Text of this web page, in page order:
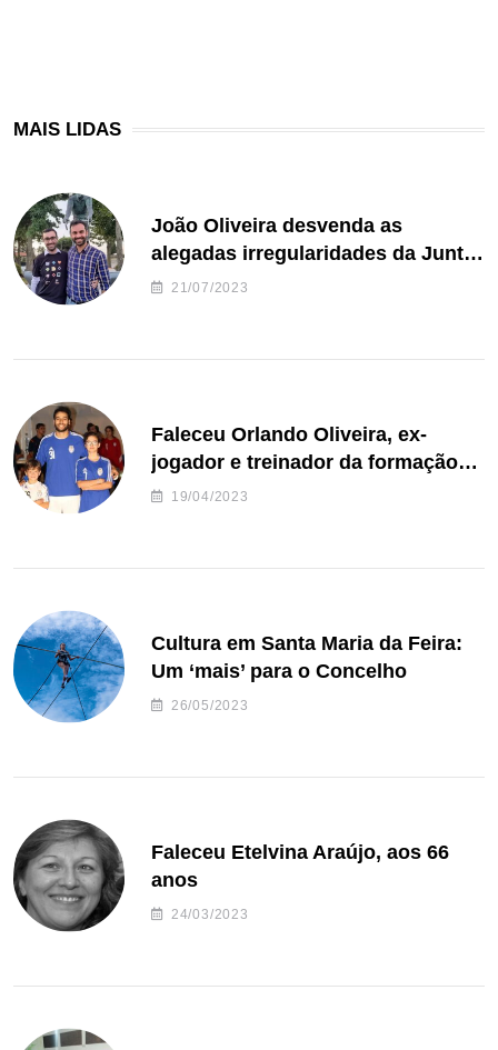
MAIS LIDAS
João Oliveira desvenda as
alegadas irregularidades da Junta
de Freguesia S. João de Ver
21/07/2023
Faleceu Orlando Oliveira, ex-
jogador e treinador da formação
de andebol do Feirense
19/04/2023
Cultura em Santa Maria da Feira:
Um ‘mais’ para o Concelho
26/05/2023
Faleceu Etelvina Araújo, aos 66
anos
24/03/2023